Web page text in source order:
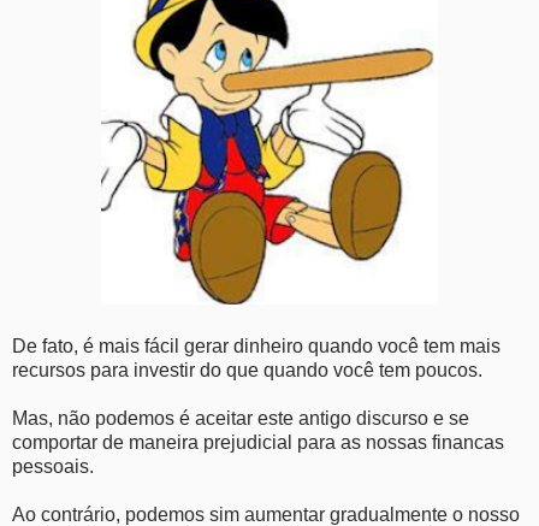
De fato, é mais fácil gerar dinheiro quando você tem mais
recursos para investir do que quando você tem poucos.
Mas, não podemos é aceitar este antigo discurso e se
comportar de maneira prejudicial para as nossas financas
pessoais.
Ao contrário, podemos sim aumentar gradualmente o nosso